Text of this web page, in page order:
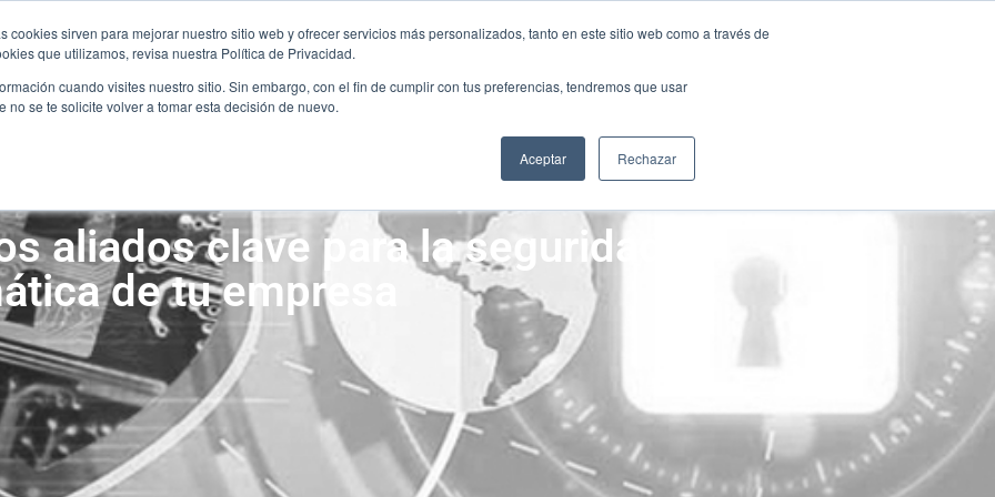
cookies sirven para mejorar nuestro sitio web y ofrecer servicios más personalizados, tanto en este sitio web como a través de
que utilizamos, revisa nuestra Política de Privacidad.
cuando visites nuestro sitio. Sin embargo, con el fin de cumplir con tus preferencias, tendremos que usar
se te solicite volver a tomar esta decisión de nuevo.
Aceptar Rechazar
ÚNETE AL EQUIPO CONTACTO
SERVICIOS SECTORES ALIANZAS RECURSOS
ÚNETE AL EQUIPO CONTACTO
SERVICIOS SECTORES
aliados clave para la seguridad
de tu empresa